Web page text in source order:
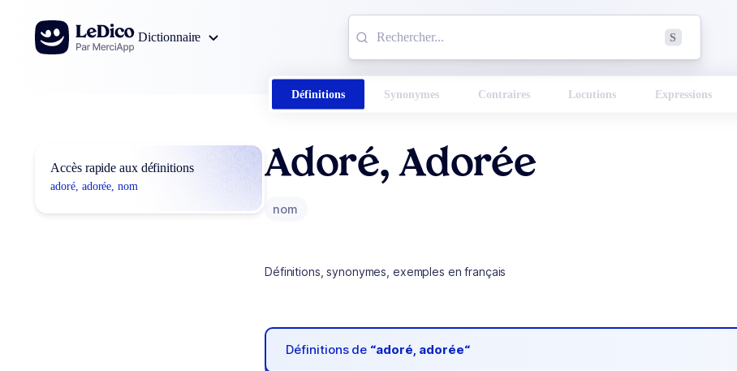
Aller au contenu
Dictionnaire
S
Définitions Synonymes Contraires Locutions Expressions
Accès rapide aux définitions
adoré, adorée, nom
Adoré, Adorée
nom
Définitions, synonymes, exemples en français
Définitions de “adoré, adorée“